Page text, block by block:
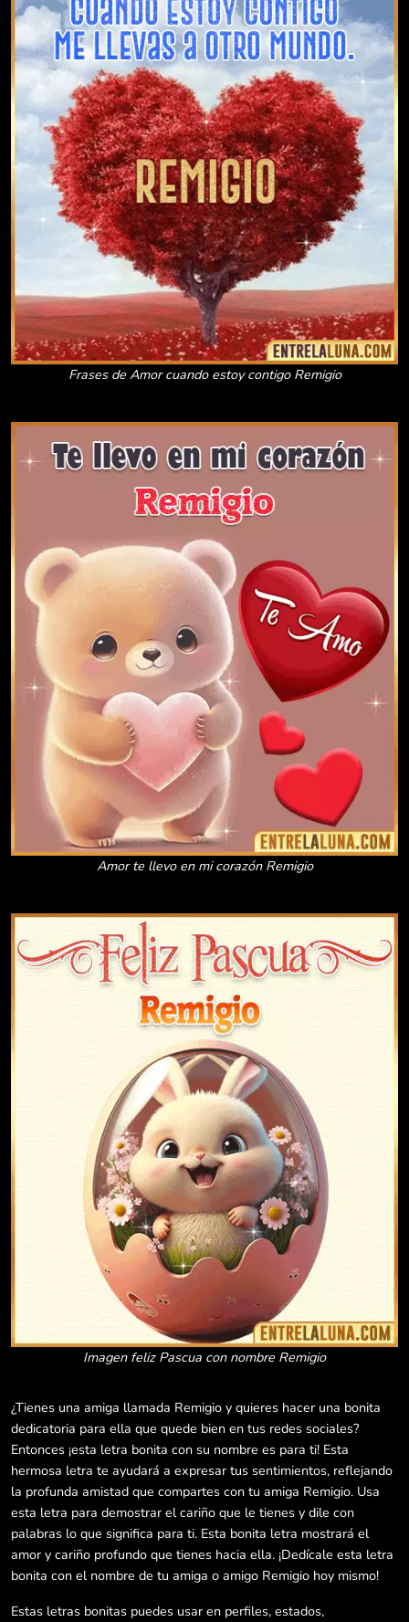
Frases de Amor cuando estoy contigo Remigio
Amor te llevo en mi corazón Remigio
Imagen feliz Pascua con nombre Remigio
¿Tienes una amiga llamada Remigio y quieres hacer una bonita
dedicatoria para ella que quede bien en tus redes sociales?
Entonces ¡esta letra bonita con su nombre es para ti! Esta
hermosa letra te ayudará a expresar tus sentimientos, reflejando
la profunda amistad que compartes con tu amiga Remigio. Usa
esta letra para demostrar el cariño que le tienes y dile con
palabras lo que significa para ti. Esta bonita letra mostrará el
amor y cariño profundo que tienes hacia ella. ¡Dedícale esta letra
bonita con el nombre de tu amiga o amigo Remigio hoy mismo!
Estas letras bonitas puedes usar en perfiles, estados,